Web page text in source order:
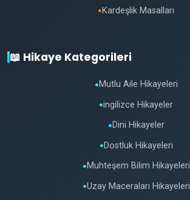
● Kardeşlik Masalları
📖 Hikaye Kategorileri
● Mutlu Aile Hikayeleri
●ingilizce Hikayeler
● Dini Hikayeler
● Dostluk Hikayeleri
● Muhteşem Bilim Hikayeleri
●Uzay Maceraları Hikayeleri